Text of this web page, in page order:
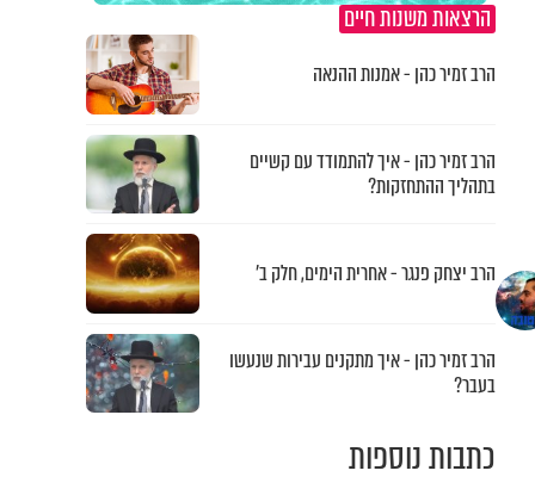
הרצאות משנות חיים
הרב זמיר כהן - אמנות ההנאה
הרב זמיר כהן - איך להתמודד עם קשיים
בתהליך ההתחזקות?
הרב יצחק פנגר - אחרית הימים, חלק ב’
הרב זמיר כהן - איך מתקנים עבירות שנעשו
בעבר?
כתבות נוספות